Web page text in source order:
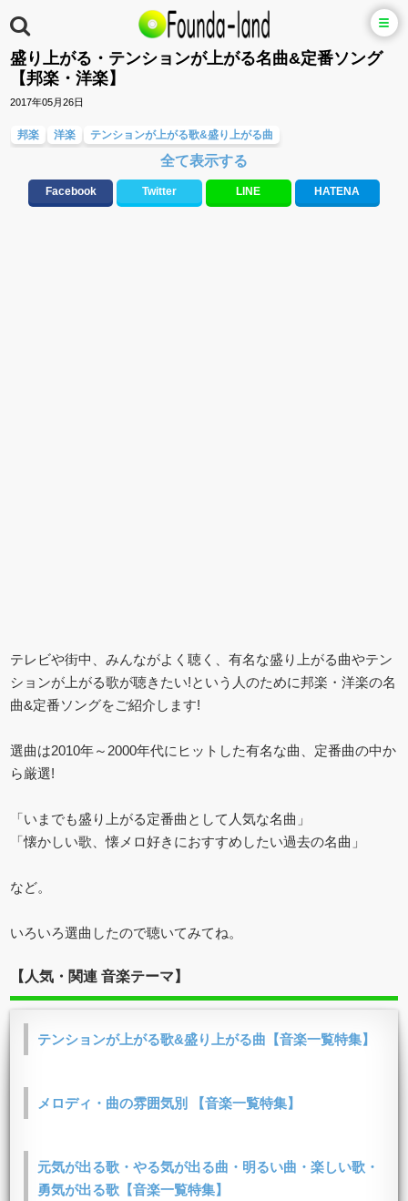
盛り上がる・テンションが上がる名曲&定番ソング
【邦楽・洋楽】
2017年05月26日
邦楽 洋楽 テンションが上がる歌&盛り上がる曲
元気が出る歌・やる気が出る曲・明るい曲・楽しい歌・勇気が出る歌
全て表示する
Facebook Twitter LINE HATENA
テレビや街中、みんながよく聴く、有名な盛り上がる曲やテン
ションが上がる歌が聴きたい!という人のために邦楽・洋楽の名
曲&定番ソングをご紹介します!
選曲は2010年～2000年代にヒットした有名な曲、定番曲の中か
ら厳選!
「いまでも盛り上がる定番曲として人気な名曲」
「懐かしい歌、懐メロ好きにおすすめしたい過去の名曲」
など。
いろいろ選曲したので聴いてみてね。
【人気・関連 音楽テーマ】
テンションが上がる歌&盛り上がる曲【音楽一覧特集】
メロディ・曲の雰囲気別 【音楽一覧特集】
元気が出る歌・やる気が出る曲・明るい曲・楽しい歌・
勇気が出る歌【音楽一覧特集】